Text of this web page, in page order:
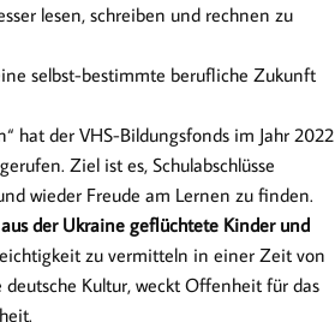
lesen, schreiben und rechnen zu
selbst-bestimmte berufliche Zukunft
hat der VHS-Bildungsfonds im Jahr 2022
Ziel ist es, Schulabschlüsse
wieder Freude am Lernen zu finden.
der Ukraine geflüchtete Kinder und
zu vermitteln in einer Zeit von
Kultur, weckt Offenheit für das